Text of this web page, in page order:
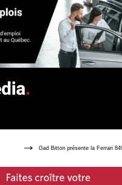
Gad Bitton présente la Ferrari